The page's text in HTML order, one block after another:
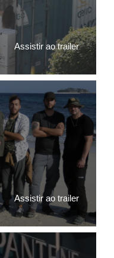
Assistir ao trailer
Assistir ao trailer